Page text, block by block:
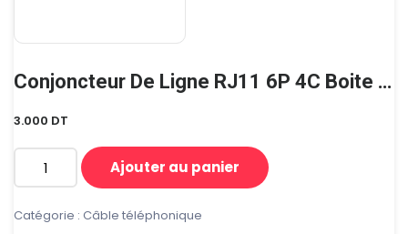
Conjoncteur De Ligne RJ11 6P 4C Boite Apparent
3.000 DT
quantité
Conjoncteur
Ajouter au panier
Catégorie : Câble téléphonique